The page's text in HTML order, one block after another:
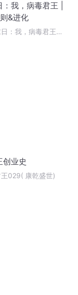
我，病毒君王 |
&进化
：我，病毒君王
创业史
029( 康乾盛世)